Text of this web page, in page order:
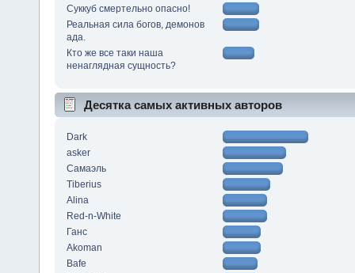
Суккуб смертельно опасно!
Реальная сила богов, демонов
ада.
Кто же все таки наша
ненаглядная сущность?
Десятка самых активных авторов
Dark
asker
Самаэль
Tiberius
Alina
Red-n-White
Ганс
Akoman
Bafe